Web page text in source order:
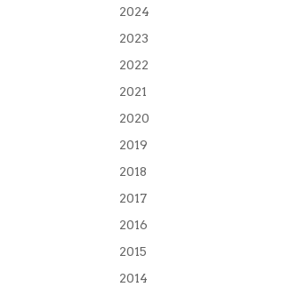
2024
2023
2022
2021
2020
2019
2018
2017
2016
2015
2014